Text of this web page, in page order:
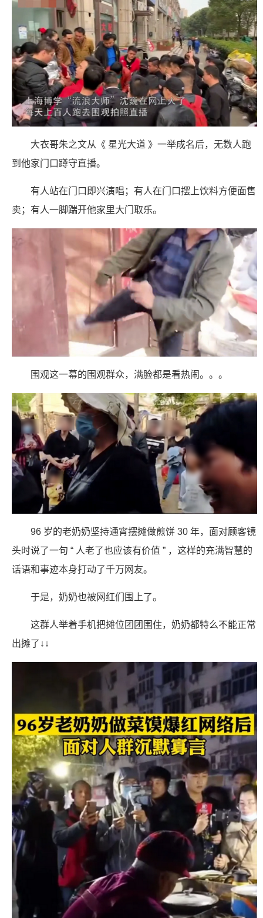
大衣哥朱之文从《 星光大道 》一举成名后，无数人跑
到他家门口蹲守直播。
有人站在门口即兴演唱；有人在门口摆上饮料方便面售
卖；有人一脚踹开他家里大门取乐。
围观这一幕的围观群众，满脸都是看热闹。。。
96 岁的老奶奶坚持通宵摆摊做煎饼 30 年，面对顾客镜
头时说了一句 “ 人老了也应该有价值 ” ，这样的充满智慧的
话语和事迹本身打动了千万网友。
于是，奶奶也被网红们围上了。
这群人举着手机把摊位团团围住，奶奶都特么不能正常
出摊了↓↓